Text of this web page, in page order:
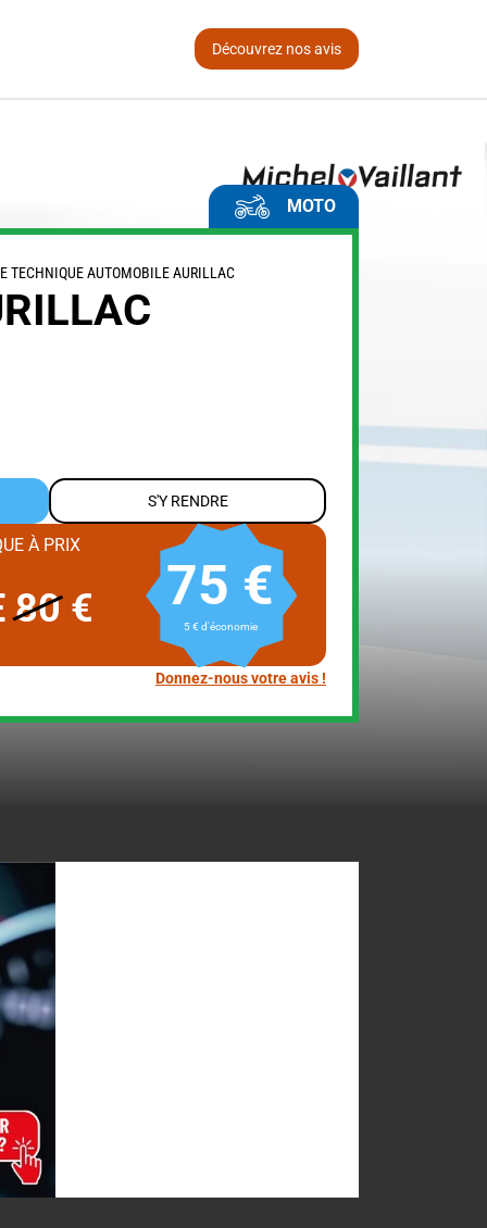
Découvrez nos avis
MOTO
TECHNIQUE AUTOMOBILE AURILLAC
S'Y RENDRE
À PRIX
80€ 75 €
5 € d'économie
Donnez-nous votre avis !